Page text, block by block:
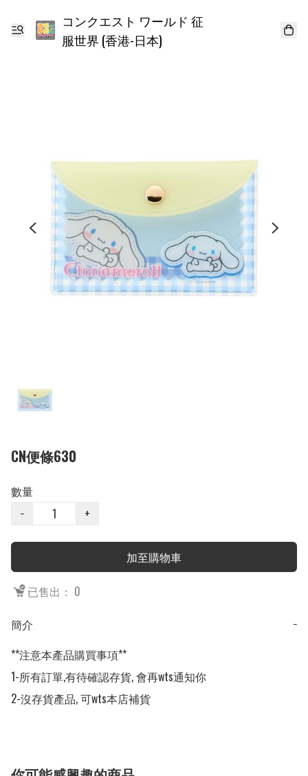
コンクエスト ワールド 征
服世界 (香港-日本)
CN便條630
數量
−
+
加至購物車
已售出： 0
簡介
−
**注意本產品購買事項**
1-所有訂單,有待確認存貨, 會再wts通知你
2-沒存貨產品, 可wts本店補貨